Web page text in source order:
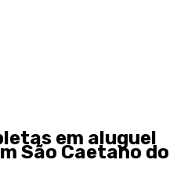
em aluguel
São Caetano do